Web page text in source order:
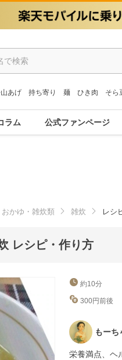
あげ 持ち寄り 麺 ひき肉 そら
ラム 公式ファンページ
おかゆ・雑炊類 雑炊 レシ
レシピ・作り方
約10分
300円前後
もーち
栄養満点、ヘ